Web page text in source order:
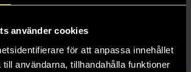
använder cookies
för att anpassa innehållet
användarna, tillhandahålla funktioner